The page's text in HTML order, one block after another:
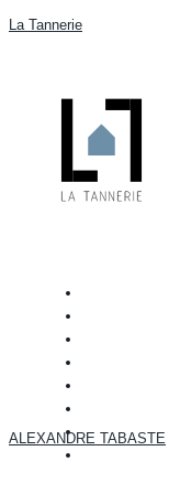
La Tannerie
ALEXANDRE TABASTE